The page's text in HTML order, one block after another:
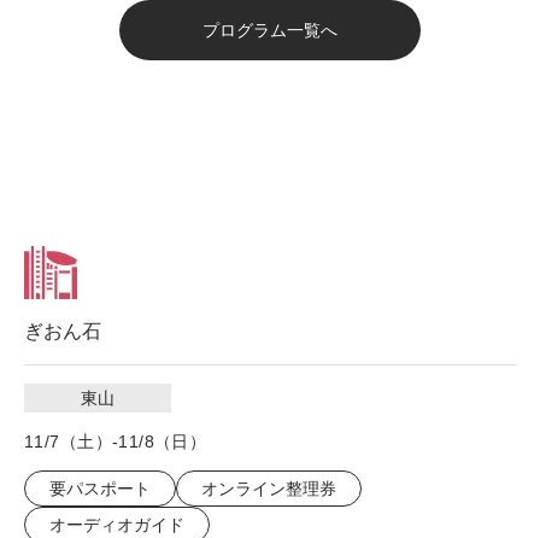
プログラム一覧へ
ぎおん石
東山
11/7（土）-11/8（日）
要パスポート
オンライン整理券
オーディオガイド